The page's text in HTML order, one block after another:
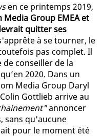
en ce printemps 2019,
Media Group EMEA et
quitter ses
à se tourner, le
pas complet. Il
conseiller de la
2020. Dans un
Media Group Daryl
Gottlieb arrive au
annoncer
sans qu'aucune
pour le moment été